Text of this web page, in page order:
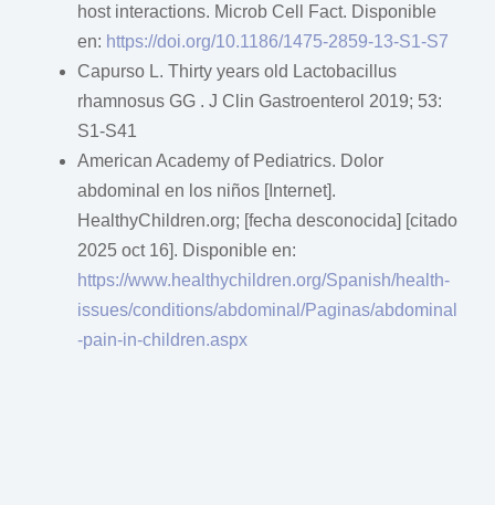
host interactions. Microb Cell Fact. Disponible
en: https://doi.org/10.1186/1475-2859-13-S1-S7
Capurso L. Thirty years old Lactobacillus
rhamnosus GG . J Clin Gastroenterol 2019; 53:
S1-S41
American Academy of Pediatrics. Dolor
abdominal en los niños [Internet].
HealthyChildren.org; [fecha desconocida] [citado
2025 oct 16]. Disponible en:
https://www.healthychildren.org/Spanish/health-
issues/conditions/abdominal/Paginas/abdominal
-pain-in-children.aspx